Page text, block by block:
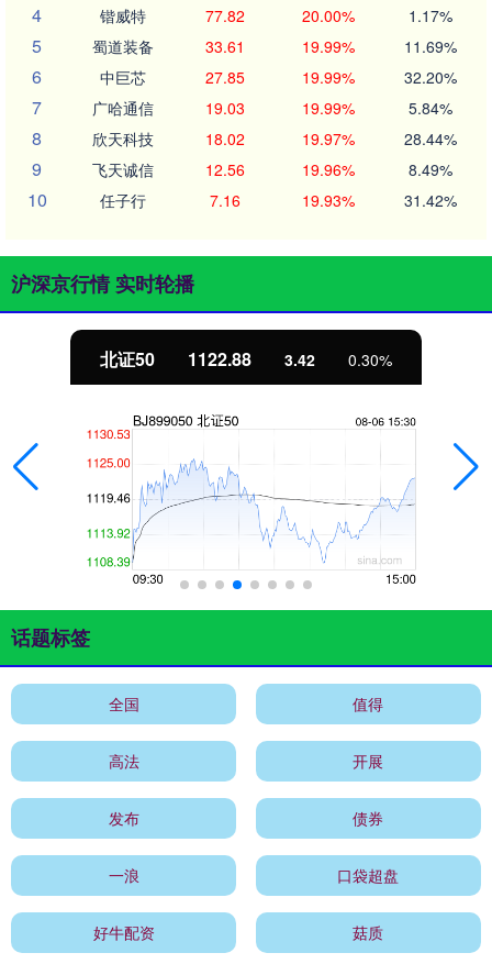
4 锴威特 77.82 20.00% 1.17%
5 蜀道装备 33.61 19.99% 11.69%
6 中巨芯 27.85 19.99% 32.20%
7 广哈通信 19.03 19.99% 5.84%
8 欣天科技 18.02 19.97% 28.44%
9 飞天诚信 12.56 19.96% 8.49%
10 任子行 7.16 19.93% 31.42%
沪深京行情 实时轮播
北证50 1122.88 3.42 0.30%
话题标签
全国 值得
高法 开展
发布 债券
一浪 口袋超盘
好牛配资 菇质